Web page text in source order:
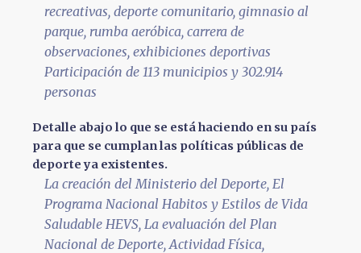
recreativas, deporte comunitario, gimnasio al
parque, rumba aeróbica, carrera de
observaciones, exhibiciones deportivas
Participación de 113 municipios y 302.914
personas
Detalle abajo lo que se está haciendo en su país
para que se cumplan las políticas públicas de
deporte ya existentes.
La creación del Ministerio del Deporte, El
Programa Nacional Habitos y Estilos de Vida
Saludable HEVS, La evaluación del Plan
Nacional de Deporte, Actividad Física,